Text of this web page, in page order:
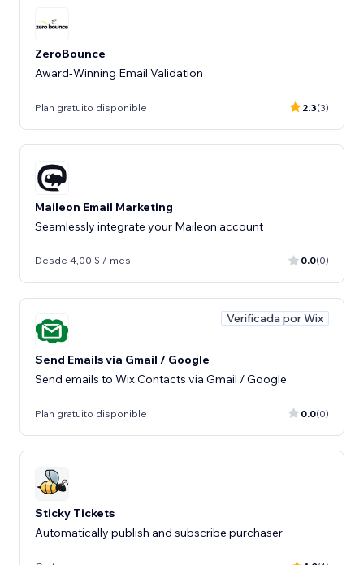
ZeroBounce
Award-Winning Email Validation
Plan gratuito disponible 2.3(3)
Maileon Email Marketing
Seamlessly integrate your Maileon account
Desde 4,00 $ / mes 0.0(0)
Verificada por Wix
Send Emails via Gmail / Google
Send emails to Wix Contacts via Gmail / Google
Plan gratuito disponible 0.0(0)
Sticky Tickets
Automatically publish and subscribe purchaser